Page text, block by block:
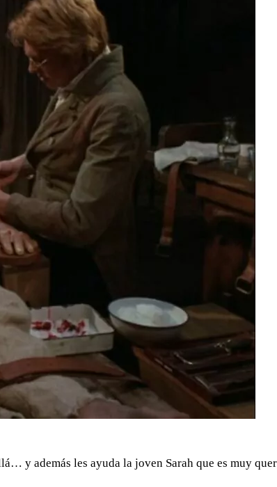
y además les ayuda la joven Sarah que es muy